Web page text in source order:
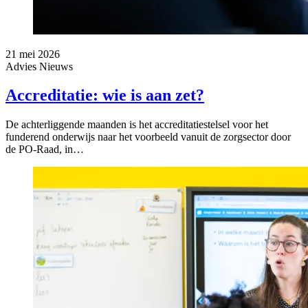
21 mei 2026
Advies Nieuws
Accreditatie: wie is aan zet?
De achterliggende maanden is het accreditatiestelsel voor het
funderend onderwijs naar het voorbeeld vanuit de zorgsector door
de PO-Raad, in…